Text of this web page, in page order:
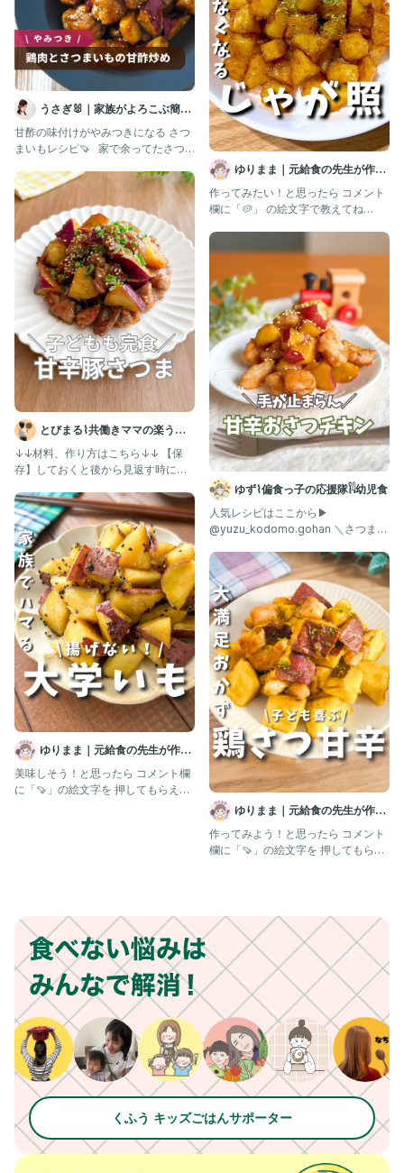
いいね❤︎やコメント、DM
お気軽にしてください😊
フォローしてくれたら大喜びします💕
@mikuri_mama_kitchen
#幼児食#時短レシピ#偏食#食べムラ#栄養満点#給食#こどもごは
ん#取り分け幼児食#親子ごはんの悩みサポート
うさぎ🐰｜家族がよろこぶ簡単
ごはんレシピ
甘酢の味付けがやみつきになる さつ
まいもレシピ🍠 ⁡ ⁡ 家で余ってたさつ
とびまる⌇共働きママの楽うま
レシピ
↓↓材料、作り方はこちら↓↓ 【保
存】しておくと後から見返す時に便
ゆりまま｜元給食の先生が作る
子ども喜ぶレシピ🧑🏻‍🍳
美味しそう！と思ったら コメント欄
に「🍠」の絵文字を 押してもらえた
ゆりまま｜元給食の先生が作る
子ども喜ぶレシピ🧑🏻‍🍳
作ってみたい！と思ったら コメント
欄に「🥔」 の絵文字で教えてね
ゆず⌇偏食っ子の応援隊𓌉𓇋幼児食
人気レシピはここから▶︎
@yuzu_kodomo.gohan ＼さつまい
ゆりまま｜元給食の先生が作る
子ども喜ぶレシピ🧑🏻‍🍳
作ってみよう！と思ったら コメント
欄に「🍠」の絵文字を 押してもらえ
くふう キッズごはんサポーター